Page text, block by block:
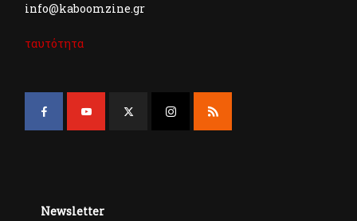
info@kaboomzine.gr
ταυτότητα
Newsletter